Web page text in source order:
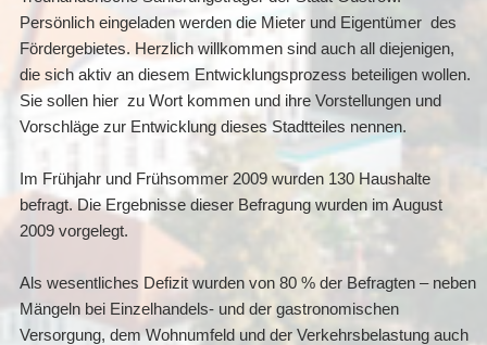
Persönlich eingeladen werden die Mieter und Eigentümer des
Fördergebietes. Herzlich willkommen sind auch all diejenigen,
die sich aktiv an diesem Entwicklungsprozess beteiligen wollen.
Sie sollen hier zu Wort kommen und ihre Vorstellungen und
Vorschläge zur Entwicklung dieses Stadtteiles nennen.
Im Frühjahr und Frühsommer 2009 wurden 130 Haushalte
befragt. Die Ergebnisse dieser Befragung wurden im August
2009 vorgelegt.
Als wesentliches Defizit wurden von 80 % der Befragten – neben
Mängeln bei Einzelhandels- und der gastronomischen
Versorgung, dem Wohnumfeld und der Verkehrsbelastung auch